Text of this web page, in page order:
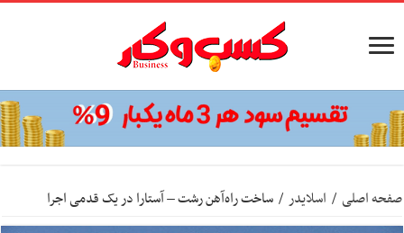
صفحه اصلی / اسلایدر / ساخت راه‌آهن رشت – آستارا در یک قدمی اجرا